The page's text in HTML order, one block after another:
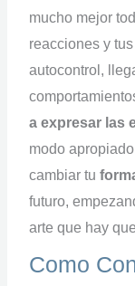
mucho mejor
reacciones y
autocontrol,
a expresar las
modo
cambiar tu
futuro,
arte que hay
Como